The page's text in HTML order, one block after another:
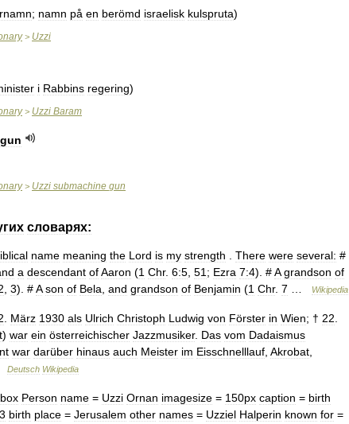
; namn på en berömd israelisk kulspruta)
> Uzzi
i Rabbins regering)
> Uzzi Baram
gun
> Uzzi submachine gun
словарях:
name meaning the Lord is my strength There were several: #
a descendant ofAaron (1 Chr. 6:5 51 ; Ezra 7:4). #A grandson of
3). #A son of Bela and grandson of Benjamin (1 Chr. 7 Wikipedia
März 1930 als Ulrich Christoph Ludwig von Förster in Wien; † 22
) war ein österreichischer Jazzmusiker. Das vom Dadaismus
war darüber hinaus auch Meister im Eisschnelllauf Akrobat
Deutsch Wikipedia
Person name = Uzzi Ornan imagesize = 150px caption = birth
birth place = Jerusalem other names = Uzziel Halperin known for =